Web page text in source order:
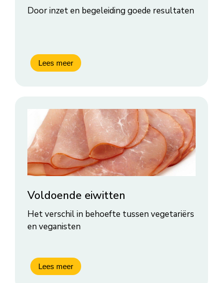
Door inzet en begeleiding goede resultaten
Voldoende eiwitten
Het verschil in behoefte tussen vegetariërs
en veganisten